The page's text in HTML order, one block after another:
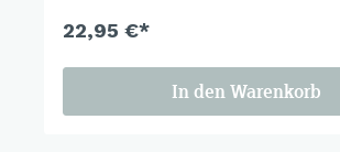
22,95 €*
In den Warenkorb